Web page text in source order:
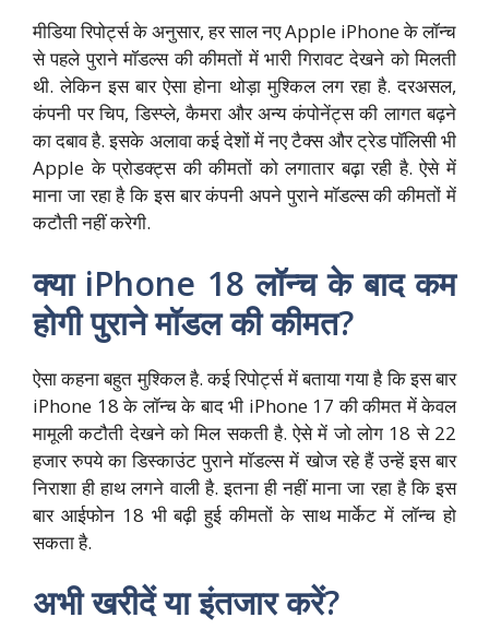
मीडिया रिपोर्ट्स के अनुसार, हर साल नए Apple iPhone के लॉन्च
से पहले पुराने मॉडल्स की कीमतों में भारी गिरावट देखने को मिलती
थी. लेकिन इस बार ऐसा होना थोड़ा मुश्किल लग रहा है. दरअसल,
कंपनी पर चिप, डिस्प्ले, कैमरा और अन्य कंपोनेंट्स की लागत बढ़ने
का दबाव है. इसके अलावा कई देशों में नए टैक्स और ट्रेड पॉलिसी भी
Apple के प्रोडक्ट्स की कीमतों को लगातार बढ़ा रही है. ऐसे में
माना जा रहा है कि इस बार कंपनी अपने पुराने मॉडल्स की कीमतों में
कटौती नहीं करेगी.
क्या iPhone 18 लॉन्च के बाद कम
होगी पुराने मॉडल की कीमत?
ऐसा कहना बहुत मुश्किल है. कई रिपोर्ट्स में बताया गया है कि इस बार
iPhone 18 के लॉन्च के बाद भी iPhone 17 की कीमत में केवल
मामूली कटौती देखने को मिल सकती है. ऐसे में जो लोग 18 से 22
हजार रुपये का डिस्काउंट पुराने मॉडल्स में खोज रहे हैं उन्हें इस बार
निराशा ही हाथ लगने वाली है. इतना ही नहीं माना जा रहा है कि इस
बार आईफोन 18 भी बढ़ी हुई कीमतों के साथ मार्केट में लॉन्च हो
सकता है.
अभी खरीदें या इंतजार करें?